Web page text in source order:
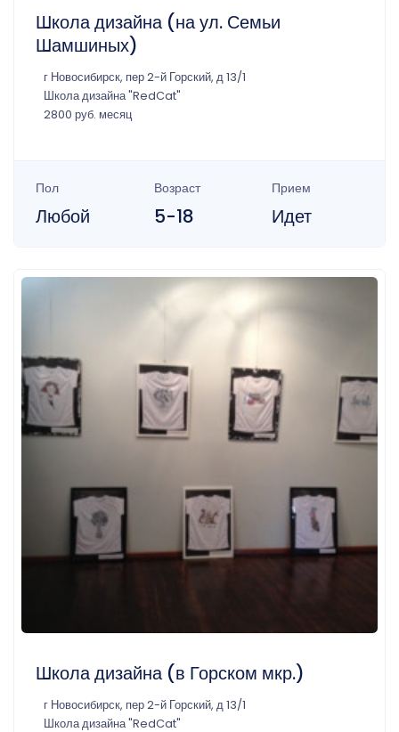
Школа дизайна (на ул. Семьи
Шамшиных)
г Новосибирск, пер 2-й Горский, д 13/1
Школа дизайна "RedCat"
2800 руб. месяц
Пол
Любой
Возраст
5-18
Прием
Идет
Школа дизайна (в Горском мкр.)
г Новосибирск, пер 2-й Горский, д 13/1
Школа дизайна "RedCat"